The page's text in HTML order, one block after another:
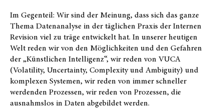
Im Gegenteil: Wir sind der Meinung, dass sich das ganze
Thema Datenanalyse in der täglichen Praxis der Internen
Revision viel zu träge entwickelt hat. In unserer heutigen
Welt reden wir von den Möglichkeiten und den Gefahren
der „Künstlichen Intelligenz“, wir reden von VUCA
(Volatility, Uncertainty, Complexity und Ambiguity) und
komplexen Systemen, wir reden von immer schneller
werdenden Prozessen, wir reden von Prozessen, die
ausnahmslos in Daten abgebildet werden.